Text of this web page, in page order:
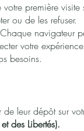
première
ou de les refuser.
navigateur
votre
besoins.
leur dépôt sur
des Libertés).